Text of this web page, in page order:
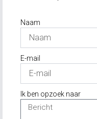
Naam
E-mail
Ik ben opzoek naar